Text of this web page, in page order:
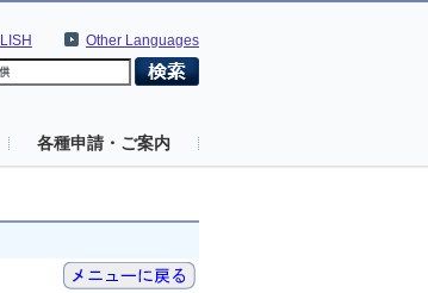
Other Languages
各種申請・ご案内